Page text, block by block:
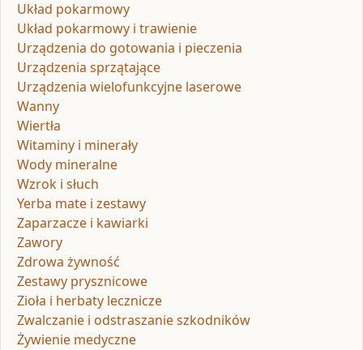
Układ pokarmowy
Układ pokarmowy i trawienie
Urządzenia do gotowania i pieczenia
Urządzenia sprzątające
Urządzenia wielofunkcyjne laserowe
Wanny
Wiertła
Witaminy i minerały
Wody mineralne
Wzrok i słuch
Yerba mate i zestawy
Zaparzacze i kawiarki
Zawory
Zdrowa żywność
Zestawy prysznicowe
Zioła i herbaty lecznicze
Zwalczanie i odstraszanie szkodników
Żywienie medyczne